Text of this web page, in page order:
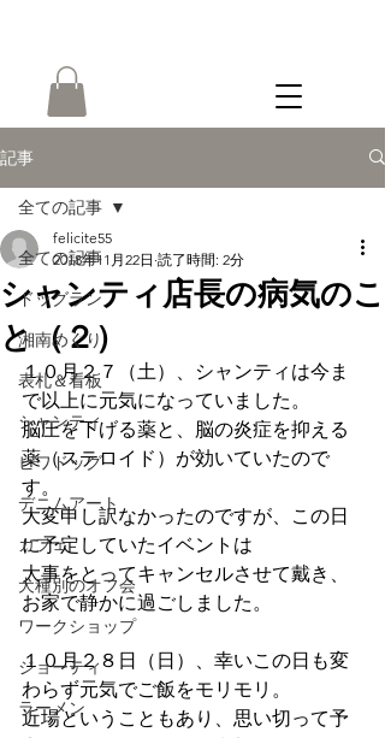
記事
全ての記事
ドッグラン
湘南めぐり
表札＆看板
シャンティ
ビワドッグ
デニムアート
カフェ
犬種別のオフ会
ワークショップ
ジョーティ
ラーメン
全ての記事
シャンティ店長の病気のこ
と（２）
felicite55
2018年11月22日 読了時間: 2分
１０月２７（土）、シャンティは今ま
で以上に元気になっていました。
脳圧を下げる薬と、脳の炎症を抑える
薬（ステロイド）が効いていたので
す。
大変申し訳なかったのですが、この日
に予定していたイベントは
大事をとってキャンセルさせて戴き、
お家で静かに過ごしました。
１０月２８日（日）、幸いこの日も変
わらず元気でご飯をモリモリ。
近場ということもあり、思い切って予